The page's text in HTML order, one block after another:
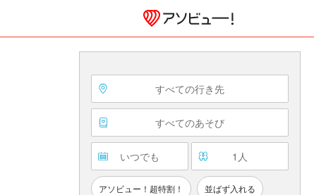
すべての行き先
すべてのあそび
いつでも 1 人
アソビュー！超特割！ 並ばず入れる